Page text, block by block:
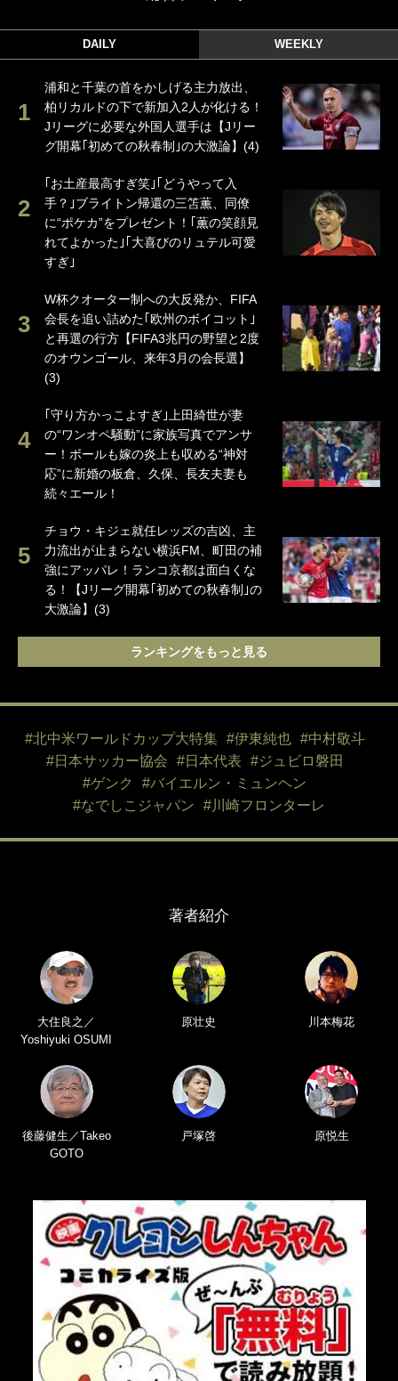
DAILY WEEKLY
浦和と千葉の首をかしげる主力放出、
柏リカルドの下で新加入2人が化ける！
Jリーグに必要な外国人選手は【Jリー
グ開幕｢初めての秋春制｣の大激論】(4)
｢お土産最高すぎ笑｣｢どうやって入
手？｣ブライトン帰還の三笘薫、同僚
に“ポケカ”をプレゼント！｢薫の笑顔見
れてよかった｣｢大喜びのリュテル可愛
すぎ｣
W杯クオーター制への大反発か、FIFA
会長を追い詰めた｢欧州のボイコット｣
と再選の行方【FIFA3兆円の野望と2度
のオウンゴール、来年3月の会長選】
(3)
｢守り方かっこよすぎ｣上田綺世が妻
の“ワンオペ騒動”に家族写真でアンサ
ー！ボールも嫁の炎上も収める“神対
応”に新婚の板倉、久保、長友夫妻も
続々エール！
チョウ・キジェ就任レッズの吉凶、主
力流出が止まらない横浜FM、町田の補
強にアッパレ！ランコ京都は面白くな
る！【Jリーグ開幕｢初めての秋春制｣の
大激論】(3)
ランキングをもっと見る
#北中米ワールドカップ大特集 #伊東純也
#中村敬斗
#日本サッカー協会
#日本代表
#ジュビロ磐田
#ゲンク
#バイエルン・ミュンヘン
#なでしこジャパン
#川崎フロンターレ
著者紹介
大住良之／
Yoshiyuki OSUMI
原壮史 川本梅花
後藤健生／Takeo
GOTO
戸塚啓 原悦生